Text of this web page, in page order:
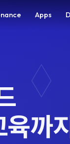
Apps
까